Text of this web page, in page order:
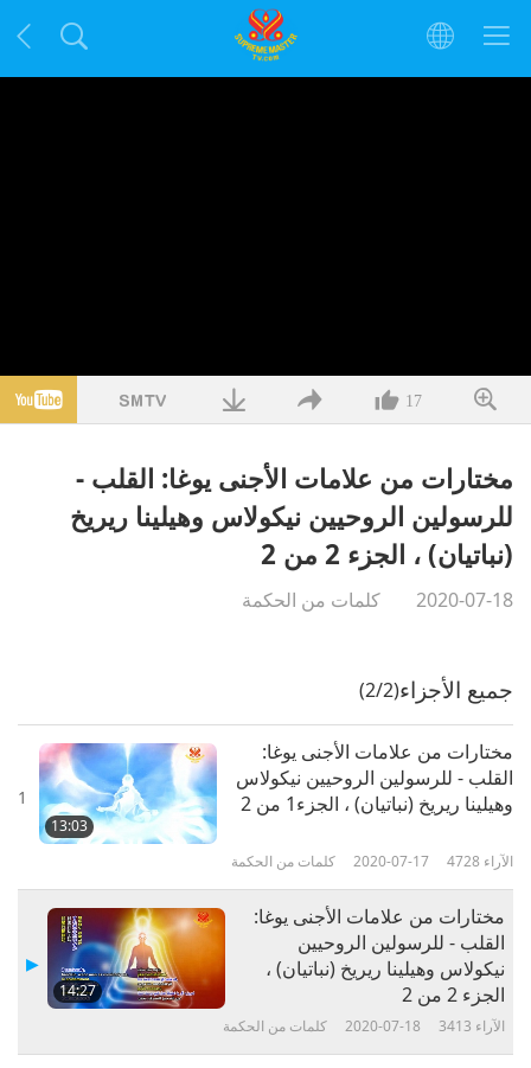
17
مختارات من علامات الأجنى يوغا: القلب -
للرسولين الروحيين نيكولاس وهيلينا ريريخ
(نباتيان) ، الجزء 2 من 2
2020-07-18 كلمات من الحكمة
جميع الأجزاء(2/2)
1
13:03
مختارات من علامات الأجنى يوغا:
القلب - للرسولين الروحيين نيكولاس
وهيلينا ريريخ (نباتيان) ، الجزء1 من 2
كلمات من الحكمة 2020-07-17 4728 الآراء
14:27
مختارات من علامات الأجنى يوغا:
القلب - للرسولين الروحيين
نيكولاس وهيلينا ريريخ (نباتيان) ،
الجزء 2 من 2
كلمات من الحكمة 2020-07-18 3413 الآراء